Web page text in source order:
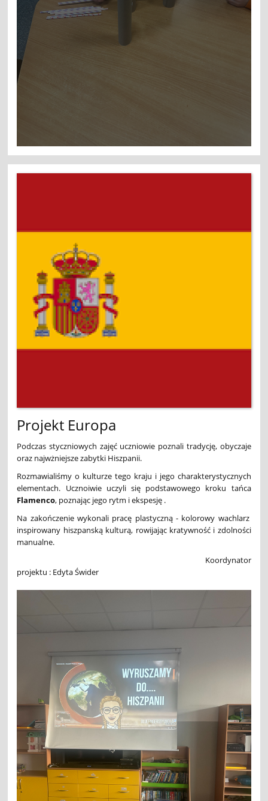
Projekt Europa
Podczas styczniowych zajęć uczniowie poznali tradycję, obyczaje
oraz najwżniejsze zabytki Hiszpanii.
Rozmawialiśmy o kulturze tego kraju i jego charakterystycznych
elementach. Ucznoiwie uczyli się podstawowego kroku tańca
Flamenco, poznając jego rytm i ekspesję .
Na zakończenie wykonali pracę plastyczną - kolorowy wachlarz
inspirowany hiszpanską kulturą, rowijając kratywność i zdolności
manualne.
Koordynator
projektu : Edyta Świder